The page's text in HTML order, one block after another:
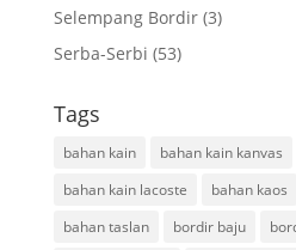
Selempang Bordir(3)
Serba-Serbi (53)
Tags
bahan kain bahan kain kanvas
bahan kain lacoste
bahan kaos
bahan taslan
bordir baju